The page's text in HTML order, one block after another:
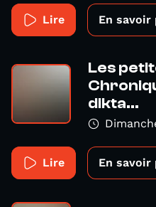
Lire En savoir
Les
dikta...
Lire En savoir